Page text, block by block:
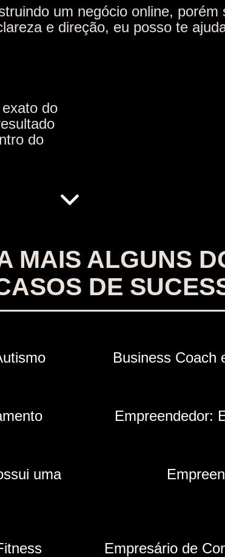
um negócio online,
e direção, eu posso te
do
do
MAIS ALGUNS
DE
Business Coach
Empreendedor:
uma
Empresário de